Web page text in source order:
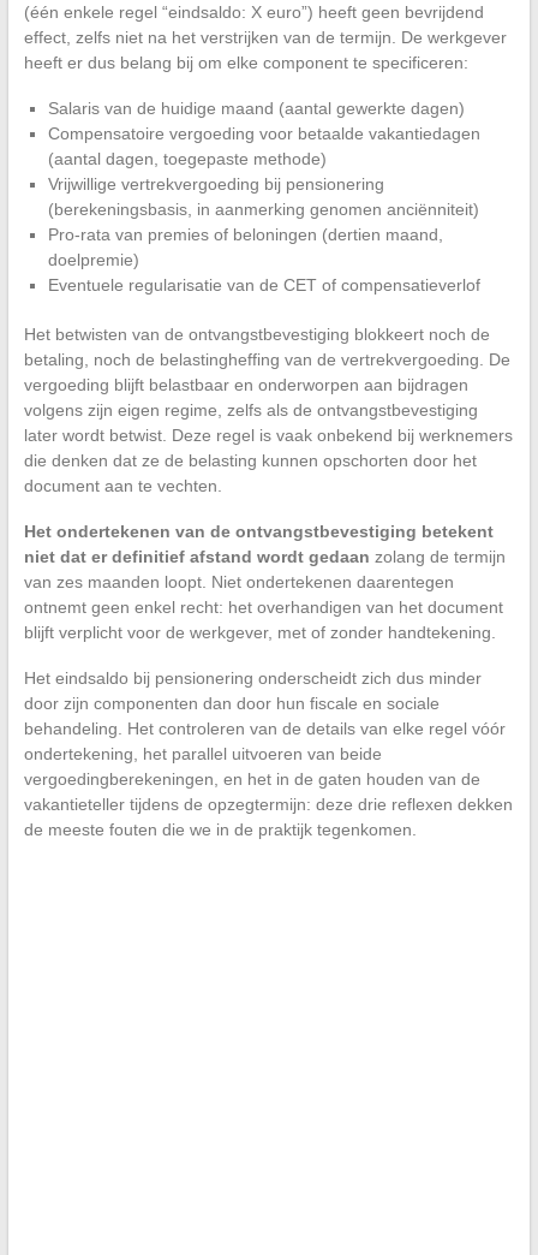
(één enkele regel “eindsaldo: X euro”) heeft geen bevrijdend
effect, zelfs niet na het verstrijken van de termijn. De werkgever
heeft er dus belang bij om elke component te specificeren:
Salaris van de huidige maand (aantal gewerkte dagen)
Compensatoire vergoeding voor betaalde vakantiedagen
(aantal dagen, toegepaste methode)
Vrijwillige vertrekvergoeding bij pensionering
(berekeningsbasis, in aanmerking genomen anciënniteit)
Pro-rata van premies of beloningen (dertien maand,
doelpremie)
Eventuele regularisatie van de CET of compensatieverlof
Het betwisten van de ontvangstbevestiging blokkeert noch de
betaling, noch de belastingheffing van de vertrekvergoeding. De
vergoeding blijft belastbaar en onderworpen aan bijdragen
volgens zijn eigen regime, zelfs als de ontvangstbevestiging
later wordt betwist. Deze regel is vaak onbekend bij werknemers
die denken dat ze de belasting kunnen opschorten door het
document aan te vechten.
Het ondertekenen van de ontvangstbevestiging betekent
niet dat er definitief afstand wordt gedaan zolang de termijn
van zes maanden loopt. Niet ondertekenen daarentegen
ontnemt geen enkel recht: het overhandigen van het document
blijft verplicht voor de werkgever, met of zonder handtekening.
Het eindsaldo bij pensionering onderscheidt zich dus minder
door zijn componenten dan door hun fiscale en sociale
behandeling. Het controleren van de details van elke regel vóór
ondertekening, het parallel uitvoeren van beide
vergoedingberekeningen, en het in de gaten houden van de
vakantieteller tijdens de opzegtermijn: deze drie reflexen dekken
de meeste fouten die we in de praktijk tegenkomen.